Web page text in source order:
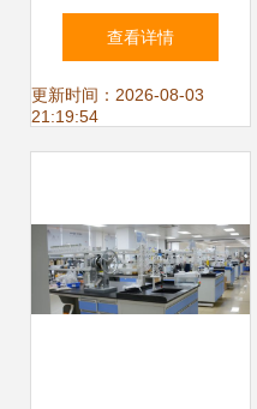
时丨5g串联起江城
的前世今生
查看详情
更新时间：2026-08-03
21:19:54